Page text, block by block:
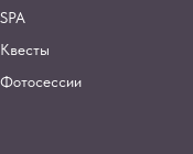
SPA
Квесты
Фотосессии